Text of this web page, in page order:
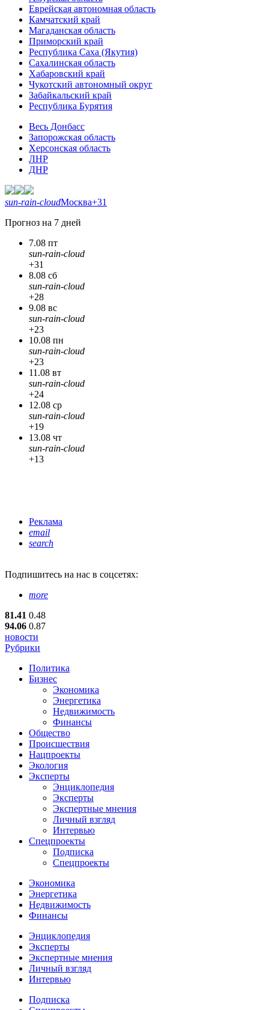
Еврейская автономная область
Камчатский край
Магаданская область
Приморский край
Республика Саха (Якутия)
Сахалинская область
Хабаровский край
Чукотский автономный округ
Забайкальский край
Республика Бурятия
Весь Донбасс
Запорожская область
Херсонская область
ЛНР
ДНР
sun-rain-cloudМосква+31
Прогноз на 7 дней
7.08 пт
sun-rain-cloud
+31
8.08 сб
sun-rain-cloud
+28
9.08 вс
sun-rain-cloud
+23
10.08 пн
sun-rain-cloud
+23
11.08 вт
sun-rain-cloud
+24
12.08 ср
sun-rain-cloud
+19
13.08 чт
sun-rain-cloud
+13
Реклама
email
search
Подпишитесь на нас в соцсетях:
more
81.41 0.48
94.06 0.87
новости
Рубрики
Политика
Бизнес
Экономика
Энергетика
Недвижимость
Финансы
Общество
Происшествия
Нацпроекты
Экология
Эксперты
Энциклопедия
Эксперты
Экспертные мнения
Личный взгляд
Интервью
Спецпроекты
Подписка
Спецпроекты
Экономика
Энергетика
Недвижимость
Финансы
Энциклопедия
Эксперты
Экспертные мнения
Личный взгляд
Интервью
Подписка